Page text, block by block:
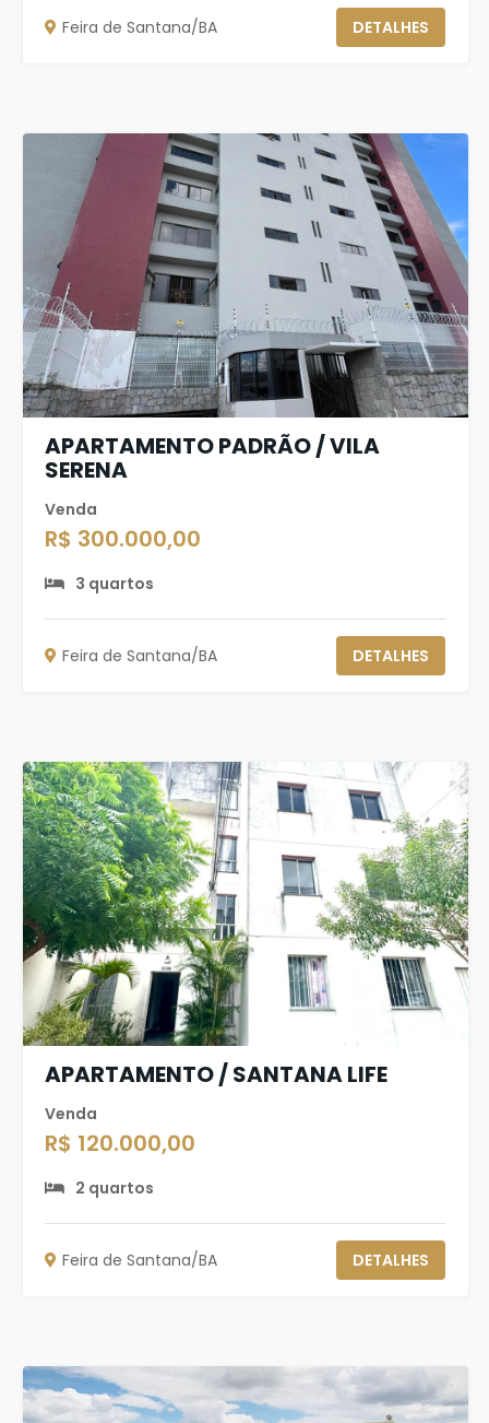
Feira de Santana/BA DETALHES
APARTAMENTO PADRÃO / VILA
SERENA
Venda
R$ 300.000,00
3 quartos
Feira de Santana/BA DETALHES
APARTAMENTO / SANTANA LIFE
Venda
R$ 120.000,00
2 quartos
Feira de Santana/BA DETALHES